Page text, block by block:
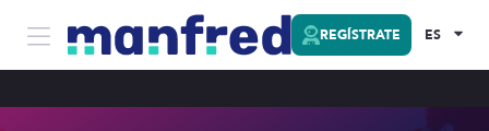
REGÍSTRATE ES